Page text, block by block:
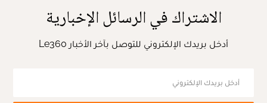
الاشتراك في الرسائل الإخبارية
أدخل بريدك الإلكتروني للتوصل بآخر الأخبار Le360